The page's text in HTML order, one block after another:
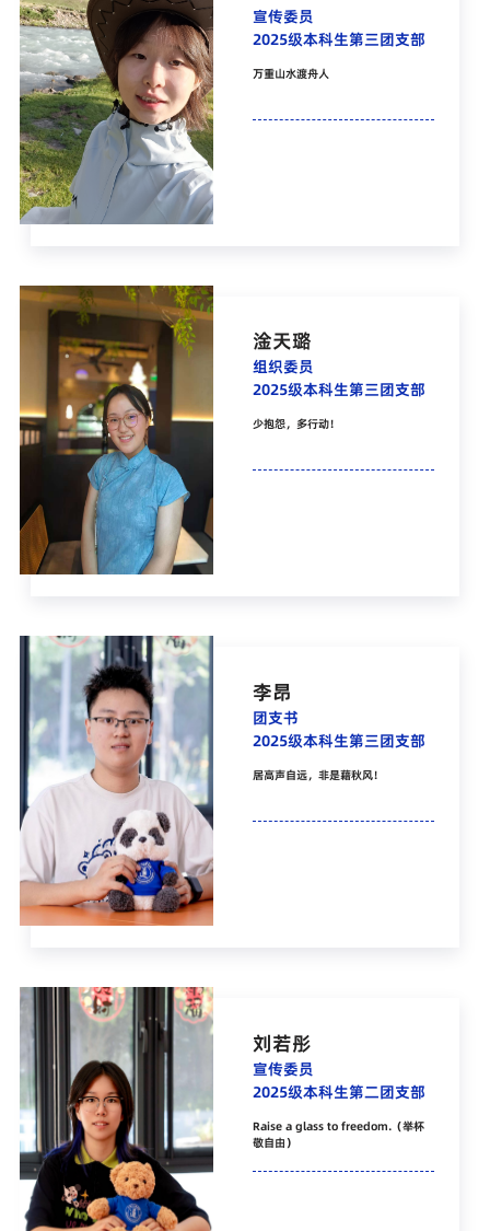
宣传委员
2025级本科生第三团支部
万重山水渡舟人
淦天璐
组织委员
2025级本科生第三团支部
少抱怨，多行动！
李昂
团支书
2025级本科生第三团支部
居高声自远，非是藉秋风！
刘若彤
宣传委员
2025级本科生第二团支部
Raise a glass to freedom.（举杯
敬自由）